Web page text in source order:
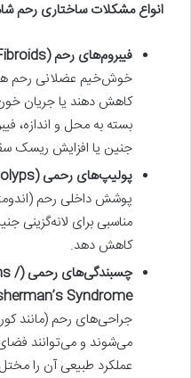
انواع مشکلات ساختاری رحم
فیبروم‌های رحم (
خوش‌خیم عضلانی رحم
کاهش دهند یا جریان خون
بسته به محل و اندازه،
جنین یا افزایش ریسک
پولیپ‌های رحمی (
پوشش داخلی رحم
مناسبی برای لانه‌گزینی
کاهش دهد.
چسبندگی‌های رحمی (/
Syndrome
جراحی‌های رحم (مانند
می‌شوند و می‌توانند
عملکرد طبیعی آن را